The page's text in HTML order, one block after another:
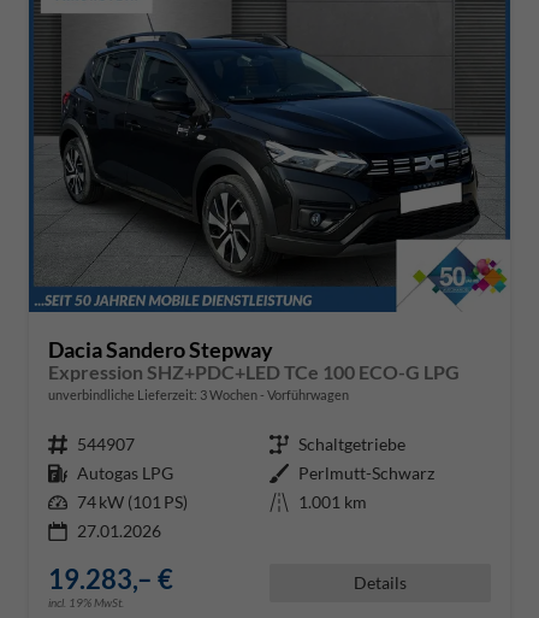
Dacia Sandero Stepway
Expression SHZ+PDC+LED TCe 100 ECO-G LPG
unverbindliche Lieferzeit: 3 Wochen Vorführwagen
Fahrzeugnr. 544907 Getriebe Schaltgetriebe
Kraftstoff Autogas LPG Außenfarbe Perlmutt-Schwarz
Leistung 74 kW (101 PS) Kilometerstand 1.001 km
27.01.2026
19.283,– €
incl. 19% MwSt.
Details